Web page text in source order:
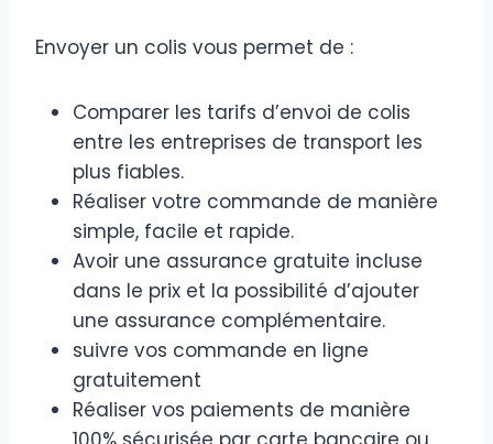
Envoyer un colis vous permet de :
Comparer les tarifs d’envoi de colis
entre les entreprises de transport les
plus fiables.
Réaliser votre commande de manière
simple, facile et rapide.
Avoir une assurance gratuite incluse
dans le prix et la possibilité d’ajouter
une assurance complémentaire.
suivre vos commande en ligne
gratuitement
Réaliser vos paiements de manière